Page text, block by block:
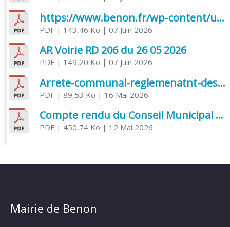
https://www.benon.fr/wp-content/uploads/2026/06/AR-Voirie-Chemin-de-Lafond-du-26-05-2026.pdf
PDF| 143,46 Ko | 07 Juin 2026
AR Voirie RD 206 du 26 05 2026
PDF| 149,20 Ko | 07 Juin 2026
Arrete-communal-reglemenatnt-des-bruits-de-voisinage-et-des-activites-bruyantes
PDF| 89,53 Ko | 16 Mai 2026
Compte rendu du Conseil Municipal du 06 mai 2026
PDF| 450,74 Ko | 12 Mai 2026
Mairie de Benon